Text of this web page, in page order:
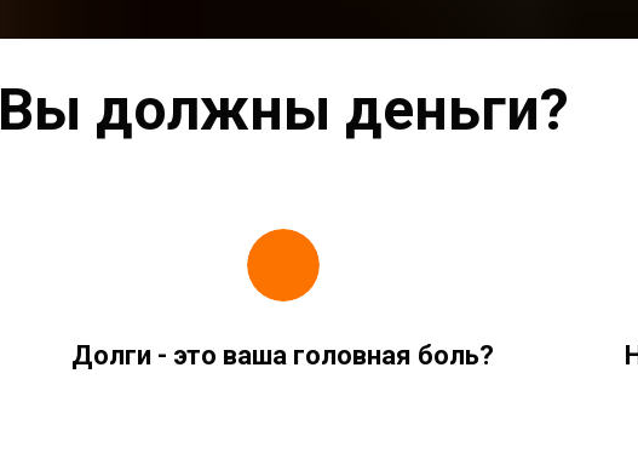
Вы должны деньги?
Долги - это ваша головная боль?